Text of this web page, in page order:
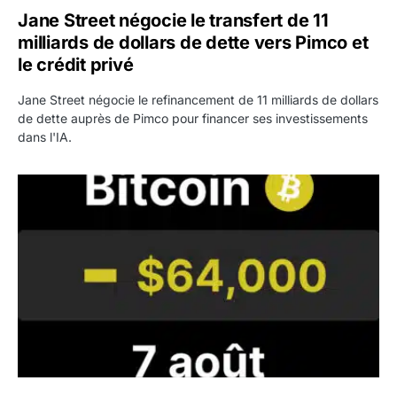
Jane Street négocie le transfert de 11
milliards de dollars de dette vers Pimco et
le crédit privé
Jane Street négocie le refinancement de 11 milliards de dollars
de dette auprès de Pimco pour financer ses investissements
dans l'IA.
Bitcoin stagne à 64 000 dollars pendant que les